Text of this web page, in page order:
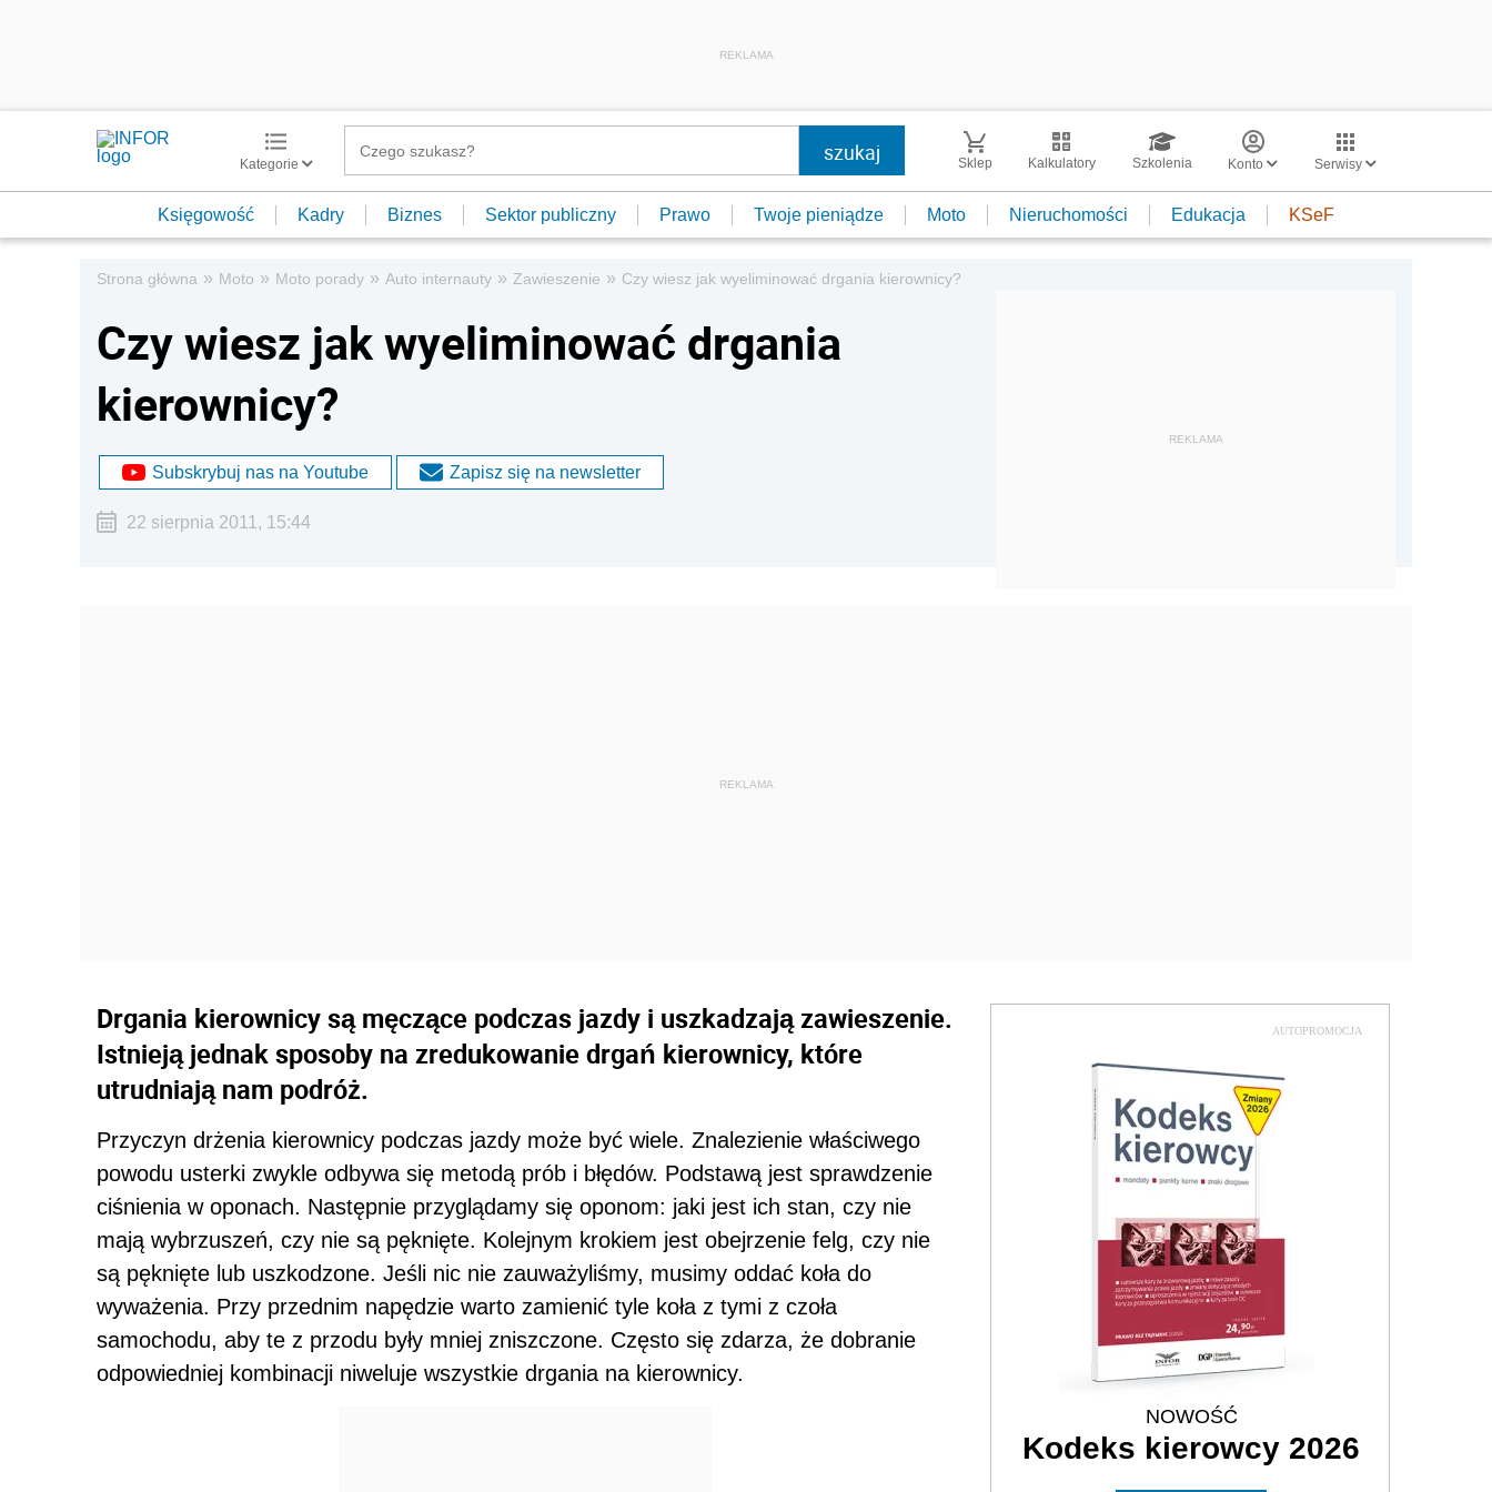
REKLAMA
Kategorie Sklep Kalkulatory Szkolenia Konto Serwisy
Księgowość Kadry Biznes Sektor publiczny Prawo Twoje pieniądze Moto Nieruchomości Edukacja KSeF
Strona główna » Moto » Moto porady » Auto internauty » Zawieszenie » Czy wiesz jak wyeliminować drgania kierownicy?
Czy wiesz jak wyeliminować drgania
kierownicy?
Subskrybuj nas na Youtube Zapisz się na newsletter
22 sierpnia 2011, 15:44
REKLAMA
Drgania kierownicy są męczące podczas jazdy i uszkadzają zawieszenie.
Istnieją jednak sposoby na zredukowanie drgań kierownicy, które
utrudniają nam podróż.
Przyczyn drżenia kierownicy podczas jazdy może być wiele. Znalezienie właściwego
powodu usterki zwykle odbywa się metodą prób i błędów. Podstawą jest sprawdzenie
ciśnienia w oponach. Następnie przyglądamy się oponom: jaki jest ich stan, czy nie
mają wybrzuszeń, czy nie są pęknięte. Kolejnym krokiem jest obejrzenie felg, czy nie
są pęknięte lub uszkodzone. Jeśli nic nie zauważyliśmy, musimy oddać koła do
wyważenia. Przy przednim napędzie warto zamienić tyle koła z tymi z czoła
samochodu, aby te z przodu były mniej zniszczone. Często się zdarza, że dobranie
odpowiedniej kombinacji niweluje wszystkie drgania na kierownicy.
AUTOPROMOCJA
NOWOŚĆ
Kodeks kierowcy 2026